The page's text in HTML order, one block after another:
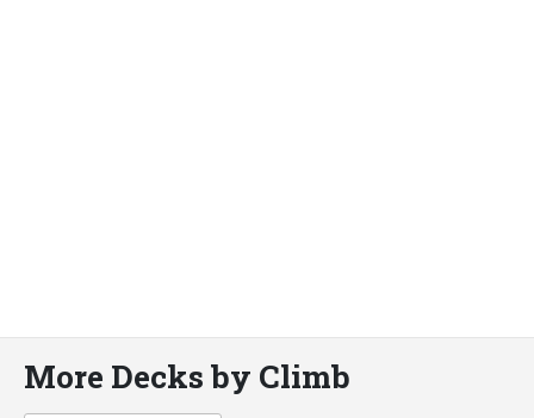
More Decks by Climb